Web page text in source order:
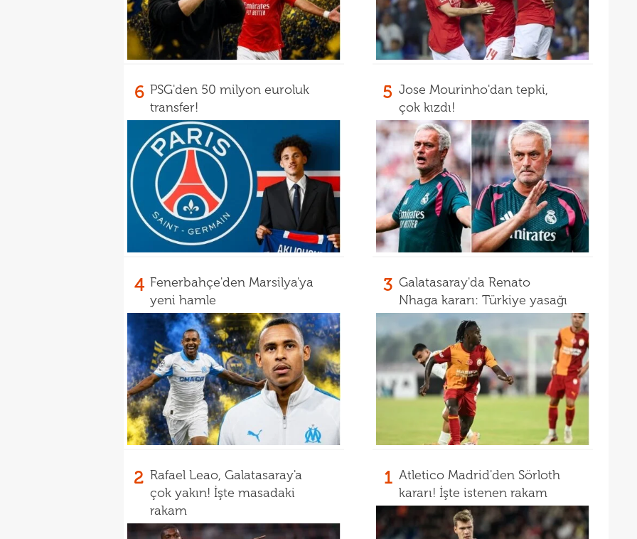
6 PSG'den 50 milyon euroluk
transfer!
5 Jose Mourinho'dan tepki,
çok kızdı!
4 Fenerbahçe'den Marsilya'ya
yeni hamle
3 Galatasaray'da Renato
Nhaga kararı: Türkiye yasağı
2 Rafael Leao, Galatasaray'a
çok yakın! İşte masadaki
rakam
1 Atletico Madrid'den Sörloth
kararı! İşte istenen rakam